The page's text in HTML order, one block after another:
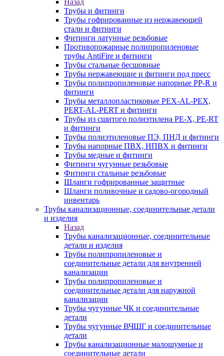
Назад
Трубы и фитинги
Трубы гофрированные из нержавеющей
стали и фитинги
Фитинги латунные резьбовые
Противопожарные полипропиленовые
трубы AntiFire и фитинги
Трубы стальные бесшовные
Трубы нержавеющие и фитинги под пресс
Трубы полипропиленовые напорные PP-R и
фитинги
Трубы металлопластиковые PEX-AL-PEX,
PERT-AL-PERT и фитинги
Трубы из сшитого полиэтилена PE-X, PE-RT
и фитинги
Трубы полиэтиленовые ПЭ, ПНД и фитинги
Трубы напорные ПВХ, НПВХ и фитинги
Трубы медные и фитинги
Фитинги чугунные резьбовые
Фитинги стальные резьбовые
Шланги гофрированные защитные
Шланги поливочные и садово-огородный
инвентарь
Трубы канализационные, соединительные детали
и изделия
Назад
Трубы канализационные, соединительные
детали и изделия
Трубы полипропиленовые и
соединительные детали для внутренней
канализации
Трубы полипропиленовые и
соединительные детали для наружной
канализации
Трубы чугунные ЧК и соединительные
детали
Трубы чугунные ВЧШГ и соединительные
детали
Трубы канализационные малошумные и
соединительные детали